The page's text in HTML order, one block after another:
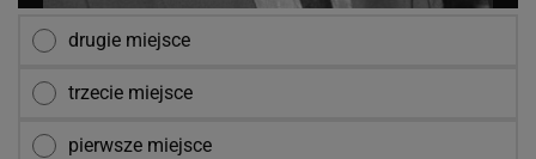
drugie miejsce
trzecie miejsce
pierwsze miejsce